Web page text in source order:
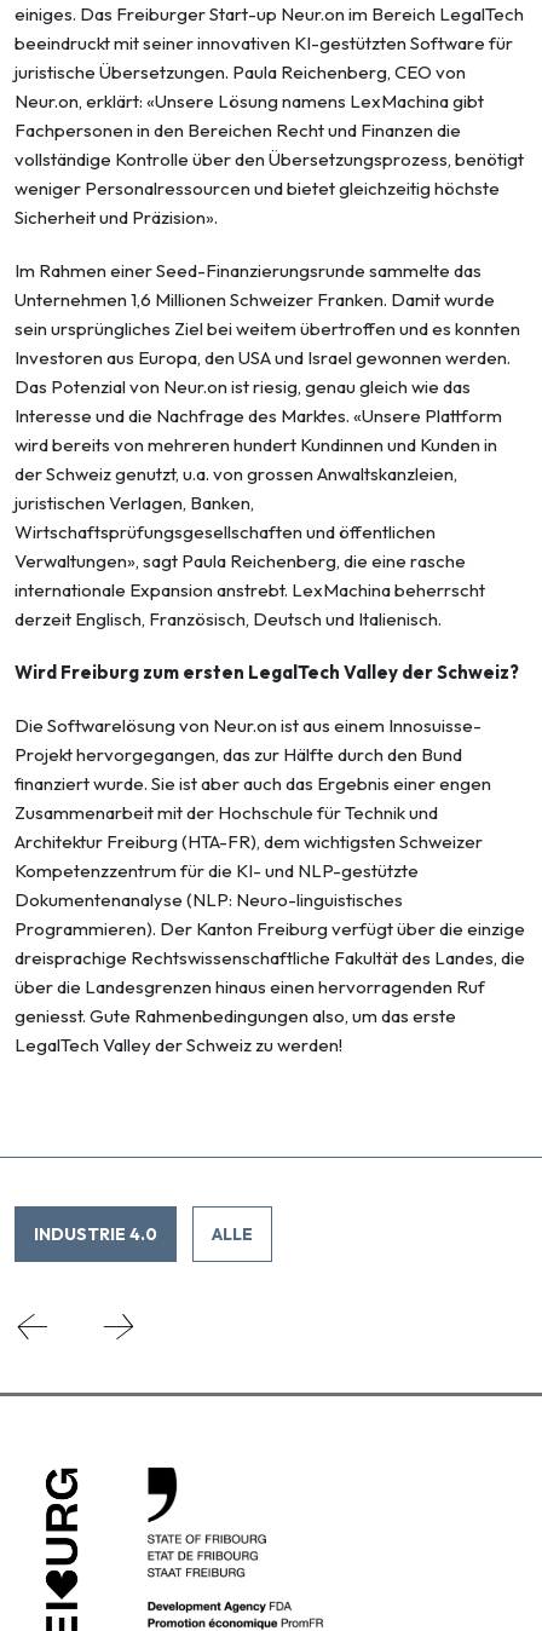
einiges. Das Freiburger Start-up Neur.on im Bereich LegalTech
beeindruckt mit seiner innovativen KI-gestützten Software für
juristische Übersetzungen. Paula Reichenberg, CEO von
Neur.on, erklärt: «Unsere Lösung namens LexMachina gibt
Fachpersonen in den Bereichen Recht und Finanzen die
vollständige Kontrolle über den Übersetzungsprozess, benötigt
weniger Personalressourcen und bietet gleichzeitig höchste
Sicherheit und Präzision».
Im Rahmen einer Seed-Finanzierungsrunde sammelte das
Unternehmen 1,6 Millionen Schweizer Franken. Damit wurde
sein ursprüngliches Ziel bei weitem übertroffen und es konnten
Investoren aus Europa, den USA und Israel gewonnen werden.
Das Potenzial von Neur.on ist riesig, genau gleich wie das
Interesse und die Nachfrage des Marktes. «Unsere Plattform
wird bereits von mehreren hundert Kundinnen und Kunden in
der Schweiz genutzt, u.a. von grossen Anwaltskanzleien,
juristischen Verlagen, Banken,
Wirtschaftsprüfungsgesellschaften und öffentlichen
Verwaltungen», sagt Paula Reichenberg, die eine rasche
internationale Expansion anstrebt. LexMachina beherrscht
derzeit Englisch, Französisch, Deutsch und Italienisch.
Wird Freiburg zum ersten LegalTech Valley der Schweiz?
Die Softwarelösung von Neur.on ist aus einem Innosuisse-
Projekt hervorgegangen, das zur Hälfte durch den Bund
finanziert wurde. Sie ist aber auch das Ergebnis einer engen
Zusammenarbeit mit der Hochschule für Technik und
Architektur Freiburg (HTA-FR), dem wichtigsten Schweizer
Kompetenzzentrum für die KI- und NLP-gestützte
Dokumentenanalyse (NLP: Neuro-linguistisches
Programmieren). Der Kanton Freiburg verfügt über die einzige
dreisprachige Rechtswissenschaftliche Fakultät des Landes, die
über die Landesgrenzen hinaus einen hervorragenden Ruf
geniesst. Gute Rahmenbedingungen also, um das erste
LegalTech Valley der Schweiz zu werden!
INDUSTRIE 4.0 ALLE